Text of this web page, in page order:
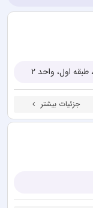
جزئیات بیشتر